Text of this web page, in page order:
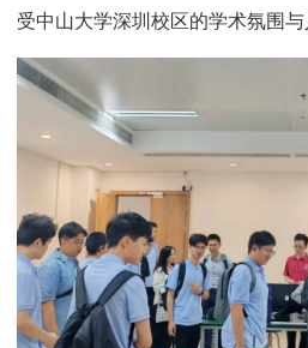
受中山大学深圳校区的学术氛围与